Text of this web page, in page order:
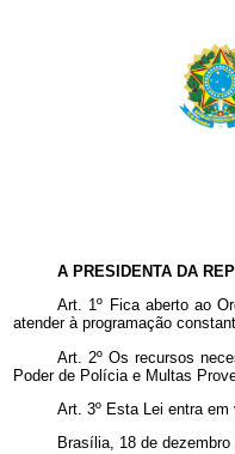
A PRESIDENTA DA
Art. 1º Fica aberto ao
atender à programação
Art. 2º Os recursos
Poder de Polícia e Multas
Art. 3º Esta Lei entra em
Brasília, 18 de dezembro